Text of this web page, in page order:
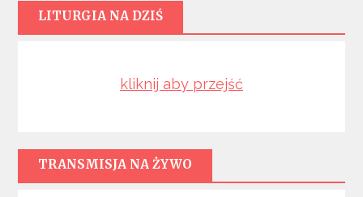
LITURGIA NA DZIŚ
kliknij aby przejść
TRANSMISJA NA ŻYWO